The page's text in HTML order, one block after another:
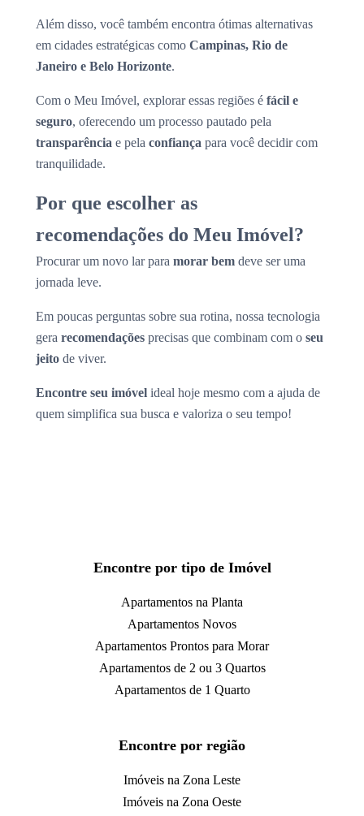
Além disso, você também encontra ótimas alternativas
em cidades estratégicas como Campinas, Rio de
Janeiro e Belo Horizonte.
Com o Meu Imóvel, explorar essas regiões é fácil e
seguro, oferecendo um processo pautado pela
transparência e pela confiança para você decidir com
tranquilidade.
Por que escolher as
recomendações do Meu Imóvel?
Procurar um novo lar para morar bem deve ser uma
jornada leve.
Em poucas perguntas sobre sua rotina, nossa tecnologia
gera recomendações precisas que combinam com o seu
jeito de viver.
Encontre seu imóvel ideal hoje mesmo com a ajuda de
quem simplifica sua busca e valoriza o seu tempo!
Encontre por tipo de Imóvel
Apartamentos na Planta
Apartamentos Novos
Apartamentos Prontos para Morar
Apartamentos de 2 ou 3 Quartos
Apartamentos de 1 Quarto
Encontre por região
Imóveis na Zona Leste
Imóveis na Zona Oeste